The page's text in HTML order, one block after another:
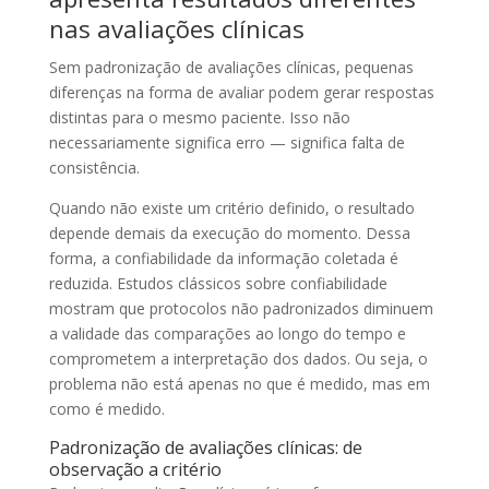
nas avaliações clínicas
Sem padronização de avaliações clínicas, pequenas
diferenças na forma de avaliar podem gerar respostas
distintas para o mesmo paciente. Isso não
necessariamente significa erro — significa falta de
consistência.
Quando não existe um critério definido, o resultado
depende demais da execução do momento. Dessa
forma, a confiabilidade da informação coletada é
reduzida. Estudos clássicos sobre confiabilidade
mostram que protocolos não padronizados diminuem
a validade das comparações ao longo do tempo e
comprometem a interpretação dos dados. Ou seja, o
problema não está apenas no que é medido, mas em
como é medido.
Padronização de avaliações clínicas: de
observação a critério